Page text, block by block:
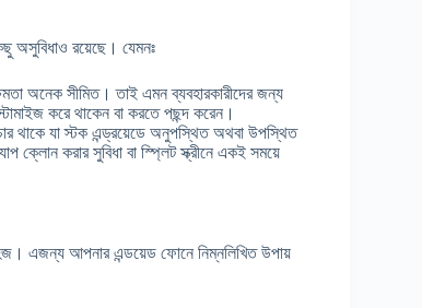
অসুবিধাও রয়েছে। যেমনঃ
অনেক সীমিত। তাই এমন ব্যবহারকারীদের জন্য
করে থাকেন বা করতে পছন্দ করেন।
থাকে যা স্টক এন্ড্রয়েডে অনুপস্থিত অথবা উপস্থিত
ক্লোন করার সুবিধা বা স্প্লিট স্ক্রীনে একই সময়ে
এজন্য আপনার এন্ডয়েড ফোনে নিম্নলিখিত উপায়